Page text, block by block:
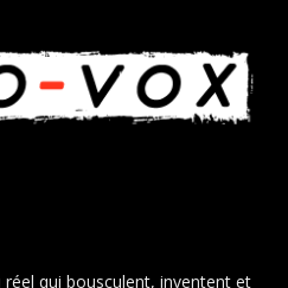
qui bousculent, inventent et